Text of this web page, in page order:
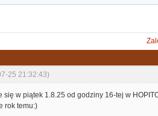
25 21:32:43)
w piątek 1.8.25 od godziny 16-tej w
rok temu:)